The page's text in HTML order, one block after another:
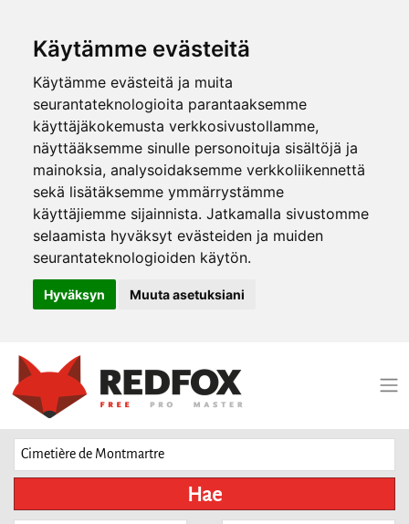
Käytämme evästeitä
Käytämme evästeitä ja muita
seurantateknologioita parantaaksemme
käyttäjäkokemusta verkkosivustollamme,
näyttääksemme sinulle personoituja sisältöjä ja
mainoksia, analysoidaksemme verkkoliikennettä
sekä lisätäksemme ymmärrystämme
käyttäjiemme sijainnista. Jatkamalla sivustomme
selaamista hyväksyt evästeiden ja muiden
seurantateknologioiden käytön.
Hyväksyn Muuta asetuksiani
Hae